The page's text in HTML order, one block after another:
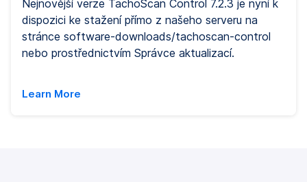
Nejnovější verze TachoScan Control 7.2.3 je nyní k
dispozici ke stažení přímo z našeho serveru na
stránce software-downloads/tachoscan-control
nebo prostřednictvím Správce aktualizací.
Learn More